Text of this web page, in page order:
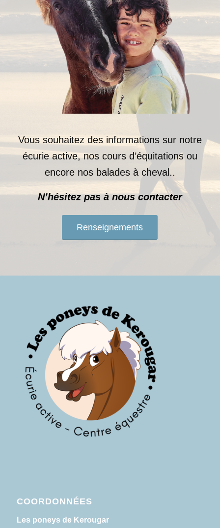
Vous souhaitez des informations sur notre
écurie active, nos cours d’équitations ou
encore nos balades à cheval..
N’hésitez pas à nous contacter
Renseignements
COORDONNÉES
Les poneys de Kerougar